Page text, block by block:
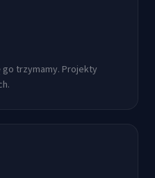
go trzymamy. Projekty